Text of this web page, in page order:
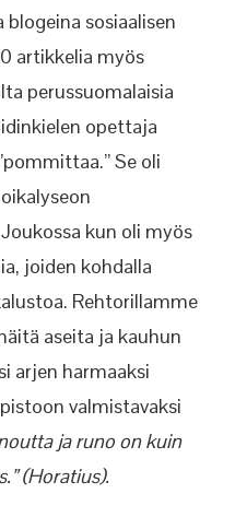
sosiaalisen
artikkelia myös
perussuomalaisia
opettaja
Se oli
kun oli myös
joiden kohdalla
Rehtorillamme
aseita ja kauhun
arjen harmaaksi
valmistavaksi
ja runo on kuin
(Horatius).